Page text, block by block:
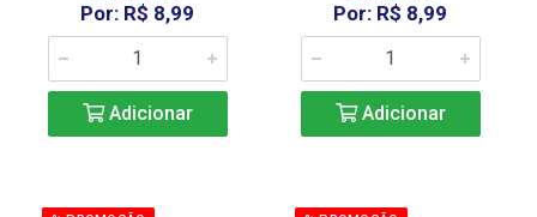
Por: R$ 8,99
Adicionar
Por: R$ 8,99
Adicionar